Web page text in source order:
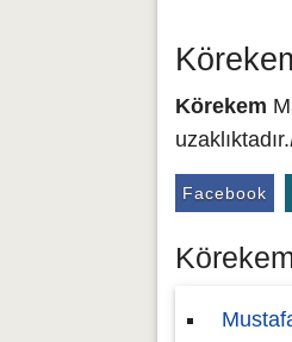
Körekem
uzaklıktadır.
Facebook